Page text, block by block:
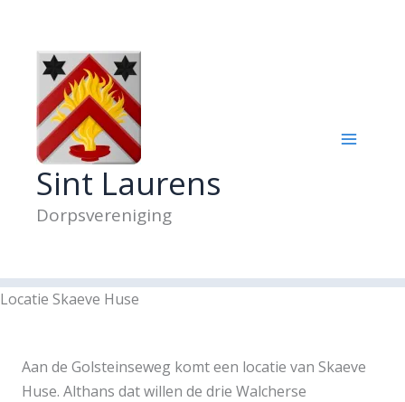
Sint Laurens
Dorpsvereniging
Locatie Skaeve Huse
Aan de Golsteinseweg komt een locatie van Skaeve
Huse. Althans dat willen de drie Walcherse